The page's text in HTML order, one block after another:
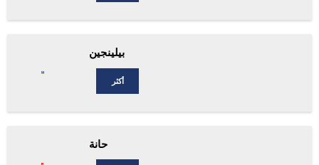
بيلينجين
أكثر
حانة